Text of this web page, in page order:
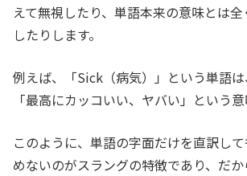
えて無視したり、単語本来の意味とは
したりします。
例えば、「Sick（病気）」という単語
「最高にカッコいい、ヤバい」という意
このように、単語の字面だけを直訳し
めないのがスラングの特徴であり、だ